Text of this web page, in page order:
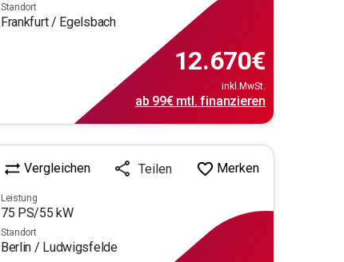
Standort
Frankfurt / Egelsbach
12.670€
inkl.MwSt.
ab 99€mtl. finanzieren
Vergleichen Teilen Merken
Leistung
75 PS/55 kW
Standort
Berlin / Ludwigsfelde